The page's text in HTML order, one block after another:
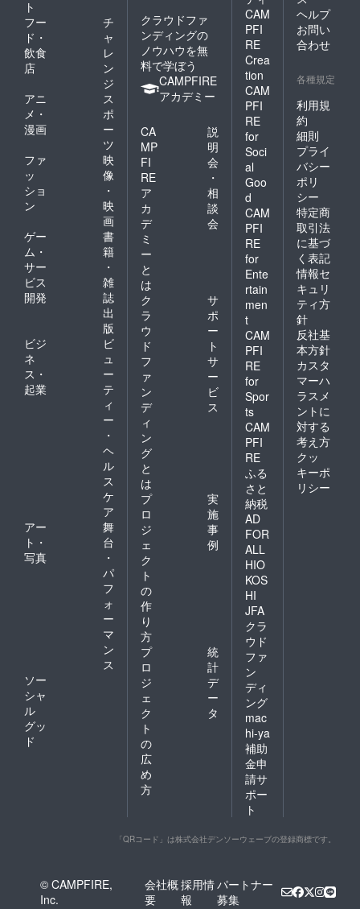
販サイ
OPEN
（2022/
定）〜
31まで
【￥300
,000（
税込・
込）】
ト
フー
ド・
飲食
店
チ
ャ
レ
ン
ジ
アニ
メ・
漫画
ス
ポ
ー
ツ
ファ
ッ
ショ
ン
映
像
・
映
画
ゲー
ム・
サー
ビス
開発
書
籍
・
雑
誌
出
版
ビジ
ネ
ス・
起業
ビ
ュ
ー
テ
ィ
ー
・
ヘ
ル
ス
ケ
ア
アー
ト・
写真
舞
台
・
パ
フ
ォ
ー
マ
ン
ス
ソー
シャ
ル
グッ
ド
クラウドファ
ンディングの
ノウハウを無
料で学ぼう
CAMPFIRE
アカデミー
CA
MP
FI
RE
ア
カ
デ
ミ
ー
と
は
説
明
会
・
相
談
会
ク
ラ
ウ
ド
フ
ァ
ン
デ
ィ
ン
グ
と
は
サ
ポ
ー
ト
サ
ー
ビ
ス
プ
ロ
ジ
ェ
ク
ト
の
作
り
方
実
施
事
例
プ
ロ
ジ
ェ
ク
ト
の
広
め
方
統
計
デ
ー
タ
CAM
PFI
RE
Crea
tion
CAM
PFI
RE
for
Soci
al
Goo
d
CAM
PFI
RE
for
Ente
rtain
men
t
CAM
PFI
RE
for
Spor
ts
CAM
PFI
RE
ふる
さと
納税
AD
FOR
ALL
HIO
KOS
HI
JFA
クラ
ウド
ファ
ン
ディ
ング
mac
hi-ya
補助
金申
請サ
ポー
ト
ヘルプ
お問い
合わせ
各種規定
利用規
約
細則
プライ
バシー
ポリ
シー
特定商
取引法
に基づ
く表記
情報セ
キュリ
ティ方
針
反社基
本方針
カスタ
マーハ
ラスメ
ントに
対する
考え方
クッ
キーポ
リシー
「QRコード」は株式会社デンソーウェーブの登録商標です。
© CAMPFIRE,
Inc.
会社概
要
採用情
報
パートナー
募集